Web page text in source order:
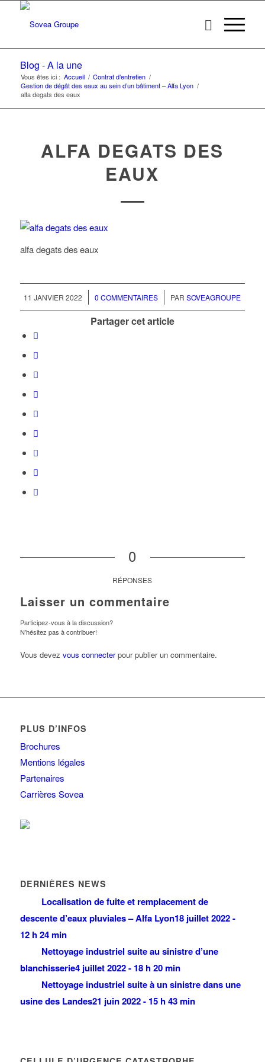
Blog - A la une
Vous êtes ici : Accueil / Contrat d’entretien /
Gestion de dégât des eaux au sein d’un bâtiment – Alfa Lyon /
alfa degats des eaux
ALFA DEGATS DES
EAUX
alfa degats des eaux
11 JANVIER 2022
/ 0 COMMENTAIRES
/ PARSOVEAGROUPE
Partager cet article
0
RÉPONSES
Laisser un commentaire
Participez-vous à la discussion?
N'hésitez pas à contribuer!
Vous devez vous connecterpour publier un commentaire.
PLUS D’INFOS
Brochures
Mentions légales
Partenaires
Carrières Sovea
DERNIÈRES NEWS
Localisation de fuite et remplacement de
descente d’eaux pluviales – Alfa Lyon18 juillet 2022 -
12 h 24 min
Nettoyage industriel suite au sinistre d’une
blanchisserie4 juillet 2022 - 18 h 20 min
Nettoyage industriel suite à un sinistre dans une
usine des Landes21 juin 2022 - 15 h 43 min